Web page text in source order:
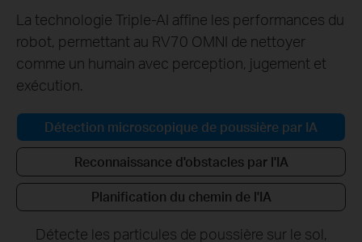
La technologie Triple-AI affine les performances du
robot, permettant au RV70 OMNI de nettoyer
comme un humain avec perception, jugement et
exécution.
Détection microscopique de poussière par IA
Reconnaissance d'obstacles par l'IA
Planification du chemin de l'IA
Détecte les particules de poussière sur le sol,